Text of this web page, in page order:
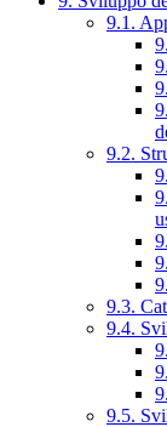
9.1.
9.2.
9.3.
9.4.
9.5.